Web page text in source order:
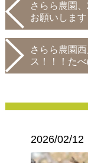
さらら農園
お願いします
さらら農園
ス！！！た
2026/02/12